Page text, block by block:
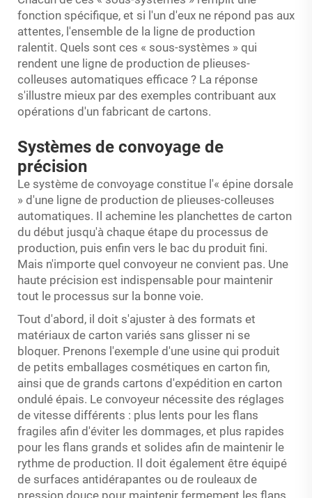
fonction spécifique, et si l'un d'eux ne répond pas aux
attentes, l'ensemble de la ligne de production
ralentit. Quels sont ces « sous-systèmes » qui
rendent une ligne de production de plieuses-
colleuses automatiques efficace ? La réponse
s'illustre mieux par des exemples contribuant aux
opérations d'un fabricant de cartons.
Systèmes de convoyage de
précision
Le système de convoyage constitue l'« épine dorsale
» d'une ligne de production de plieuses-colleuses
automatiques. Il achemine les planchettes de carton
du début jusqu'à chaque étape du processus de
production, puis enfin vers le bac du produit fini.
Mais n'importe quel convoyeur ne convient pas. Une
haute précision est indispensable pour maintenir
tout le processus sur la bonne voie.
Tout d'abord, il doit s'ajuster à des formats et
matériaux de carton variés sans glisser ni se
bloquer. Prenons l'exemple d'une usine qui produit
de petits emballages cosmétiques en carton fin,
ainsi que de grands cartons d'expédition en carton
ondulé épais. Le convoyeur nécessite des réglages
de vitesse différents : plus lents pour les flans
fragiles afin d'éviter les dommages, et plus rapides
pour les flans grands et solides afin de maintenir le
rythme de production. Il doit également être équipé
de surfaces antidérapantes ou de rouleaux de